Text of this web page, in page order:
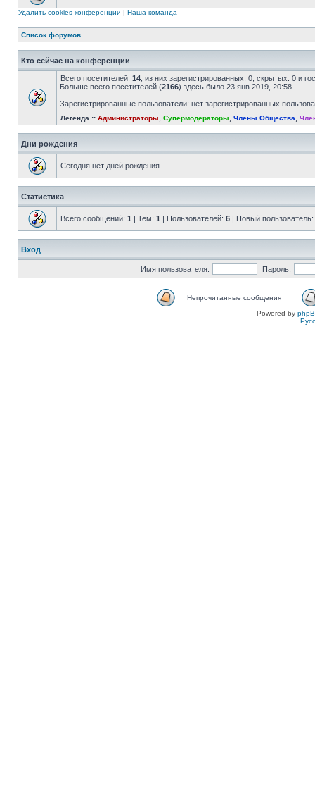
Удалить cookies конференции | Наша команда
Список форумов
Кто сейчас на конференции
Всего посетителей: 14 , из них зарегистрированных: 0, скрытых: 0 и
Больше всего посетителей (2166) здесь было 23 янв 2019, 20:58
Зарегистрированные пользователи: нет зарегистрированных
Легенда :: Администраторы Супермодераторы Члены Общества
Дни рождения
Сегодня нет дней рождения.
Статистика
Всего сообщений: 1 | Тем: 1 | Пользователей: 6 | Новый пользователь:
Вход
Имя пользователя: Пароль:
Непрочитанные сообщения
Powered by